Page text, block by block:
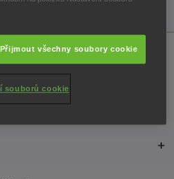
Honda DreamTech
Prototyp V3R
Přijmout všechny soubory cookie
souborů cookie